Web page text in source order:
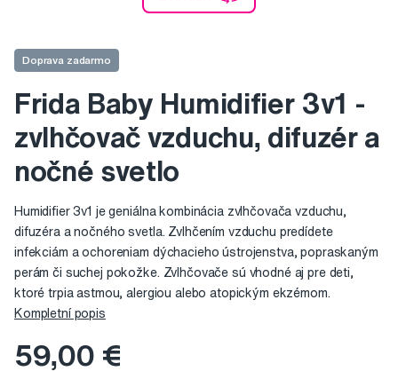
Doprava zadarmo
Frida Baby Humidifier 3v1 -
zvlhčovač vzduchu, difuzér a
nočné svetlo
Humidifier 3v1 je geniálna kombinácia zvlhčovača vzduchu,
difuzéra a nočného svetla. Zvlhčením vzduchu predídete
infekciám a ochoreniam dýchacieho ústrojenstva, popraskaným
perám či suchej pokožke. Zvlhčovače sú vhodné aj pre deti,
ktoré trpia astmou, alergiou alebo atopickým ekzémom.
Kompletní popis
59,00 €